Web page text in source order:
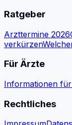
Ratgeber
Arzttermine 2026
verkürzen
Für Ärzte
Informationen
Rechtliches